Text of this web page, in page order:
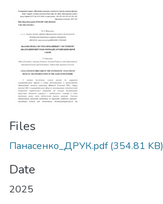
Files
Панасенко_ДРУК.pdf(354.81 KB)
Date
2025